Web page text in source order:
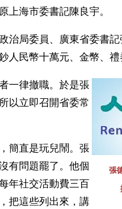
上海市委書記陳良宇。
治局委員、廣東省委書
人民幣十萬元、金幣、禮
張
一律撤職。於是張
以立即召開省委常
簡直是玩兒鬧。張
有問題罷了。他個
年社交活動費三百
把這些列出來，講